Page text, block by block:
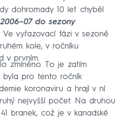
dohromady 10 let chyběl
do sezony
Ve vyřazovací fázi v sezoně
kole, v ročníku
v prvním.
zmíněno. To je zatím
byla pro tento ročník
koronaviru a hrají v ní
nejvyšší počet. Na druhou
branek, což je v kanadské